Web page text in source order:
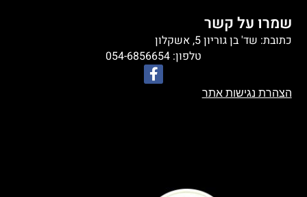
שמרו על קשר
כתובת: שד' בן גוריון 5, אשקלון
טלפון: 054-6856654
הצהרת נגישות אתר